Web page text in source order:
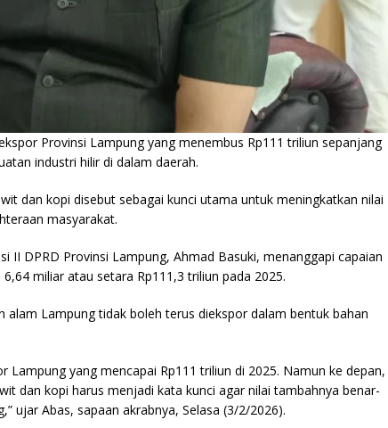
Provinsi Lampung yang menembus Rp111 triliun sepanjang
industri hilir di dalam daerah.
dan kopi disebut sebagai kunci utama untuk meningkatkan nilai
masyarakat.
II DPRD Provinsi Lampung, Ahmad Basuki, menanggapi capaian
miliar atau setara Rp111,3 triliun pada 2025.
alam Lampung tidak boleh terus diekspor dalam bentuk bahan
Lampung yang mencapai Rp111 triliun di 2025. Namun ke depan,
dan kopi harus menjadi kata kunci agar nilai tambahnya benar-
ujar Abas, sapaan akrabnya, Selasa (3/2/2026).